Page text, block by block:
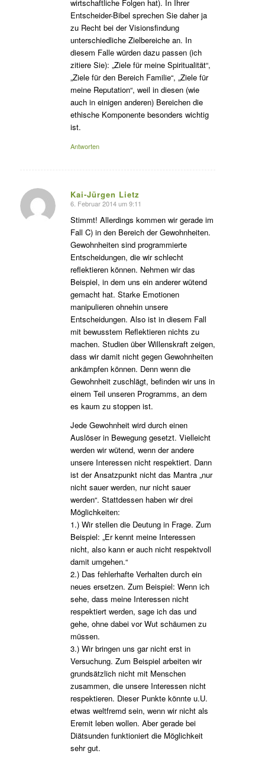
wirtschaftliche Folgen hat). In Ihrer
Entscheider-Bibel sprechen Sie daher ja
zu Recht bei der Visionsfindung
unterschiedliche Zielbereiche an. In
diesem Falle würden dazu passen (ich
zitiere Sie): „Ziele für meine Spiritualität“,
„Ziele für den Bereich Familie“, „Ziele für
meine Reputation“, weil in diesen (wie
auch in einigen anderen) Bereichen die
ethische Komponente besonders wichtig
ist.
Antworten
Kai-Jürgen Lietz
s
agte:
6. Februar 2014 um 9:11
Stimmt! Allerdings kommen wir gerade im
Fall C) in den Bereich der Gewohnheiten.
Gewohnheiten sind programmierte
Entscheidungen, die wir schlecht
reflektieren können. Nehmen wir das
Beispiel, in dem uns ein anderer wütend
gemacht hat. Starke Emotionen
manipulieren ohnehin unsere
Entscheidungen. Also ist in diesem Fall
mit bewusstem Reflektieren nichts zu
machen. Studien über Willenskraft zeigen,
dass wir damit nicht gegen Gewohnheiten
ankämpfen können. Denn wenn die
Gewohnheit zuschlägt, befinden wir uns in
einem Teil unseren Programms, an dem
es kaum zu stoppen ist.
Jede Gewohnheit wird durch einen
Auslöser in Bewegung gesetzt. Vielleicht
werden wir wütend, wenn der andere
unsere Interessen nicht respektiert. Dann
ist der Ansatzpunkt nicht das Mantra „nur
nicht sauer werden, nur nicht sauer
werden“. Stattdessen haben wir drei
Möglichkeiten:
1.) Wir stellen die Deutung in Frage. Zum
Beispiel: „Er kennt meine Interessen
nicht, also kann er auch nicht respektvoll
damit umgehen.“
2.) Das fehlerhafte Verhalten durch ein
neues ersetzen. Zum Beispiel: Wenn ich
sehe, dass meine Interessen nicht
respektiert werden, sage ich das und
gehe, ohne dabei vor Wut schäumen zu
müssen.
3.) Wir bringen uns gar nicht erst in
Versuchung. Zum Beispiel arbeiten wir
grundsätzlich nicht mit Menschen
zusammen, die unsere Interessen nicht
respektieren. Dieser Punkte könnte u.U.
etwas weltfremd sein, wenn wir nicht als
Eremit leben wollen. Aber gerade bei
Diätsunden funktioniert die Möglichkeit
sehr gut.